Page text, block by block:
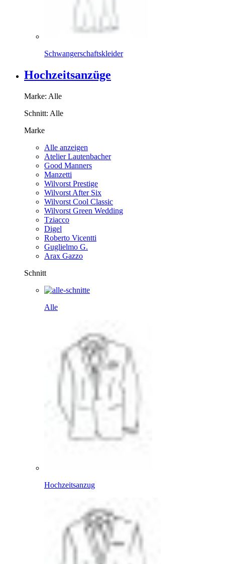
Schwangerschaftskleider
Hochzeitsanzüge
Marke: Alle
Schnitt: Alle
Marke
Alle anzeigen
Atelier Lautenbacher
Good Manners
Manzetti
Wilvorst Prestige
Wilvorst After Six
Wilvorst Cool Classic
Wilvorst Green Wedding
Tziacco
Digel
Roberto Vicentti
Guglielmo G.
Arax Gazzo
Schnitt
Alle
Hochzeitsanzug